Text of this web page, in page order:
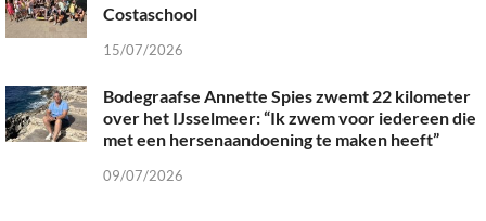
Costaschool
15/07/2026
Bodegraafse Annette Spies zwemt 22 kilometer
over het IJsselmeer: “Ik zwem voor iedereen die
met een hersenaandoening te maken heeft”
09/07/2026